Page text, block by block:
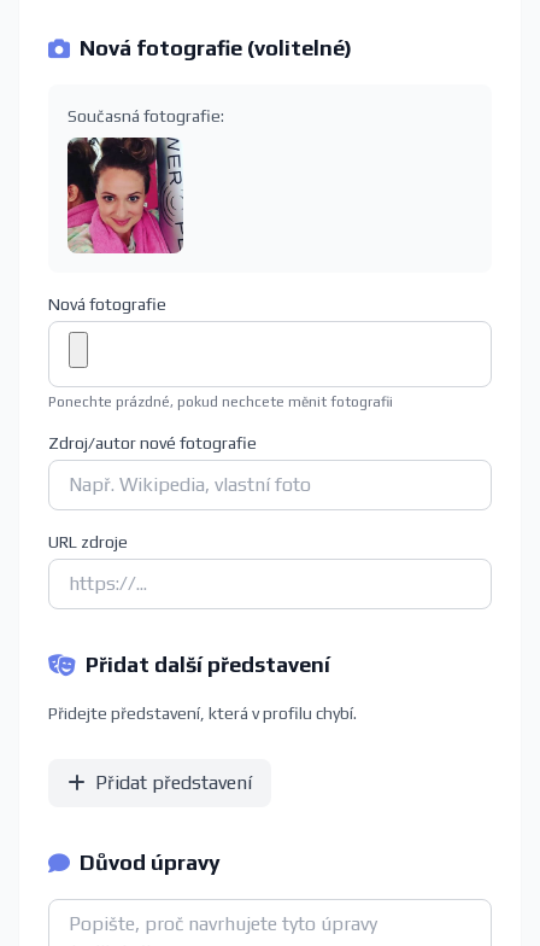
Nová fotografie (volitelné)
Současná fotografie:
Nová fotografie
Ponechte prázdné, pokud nechcete měnit fotografii
Zdroj/autor nové fotografie
URL zdroje
Přidat další představení
Přidejte představení, která v profilu chybí.
Přidat představení
Důvod úpravy